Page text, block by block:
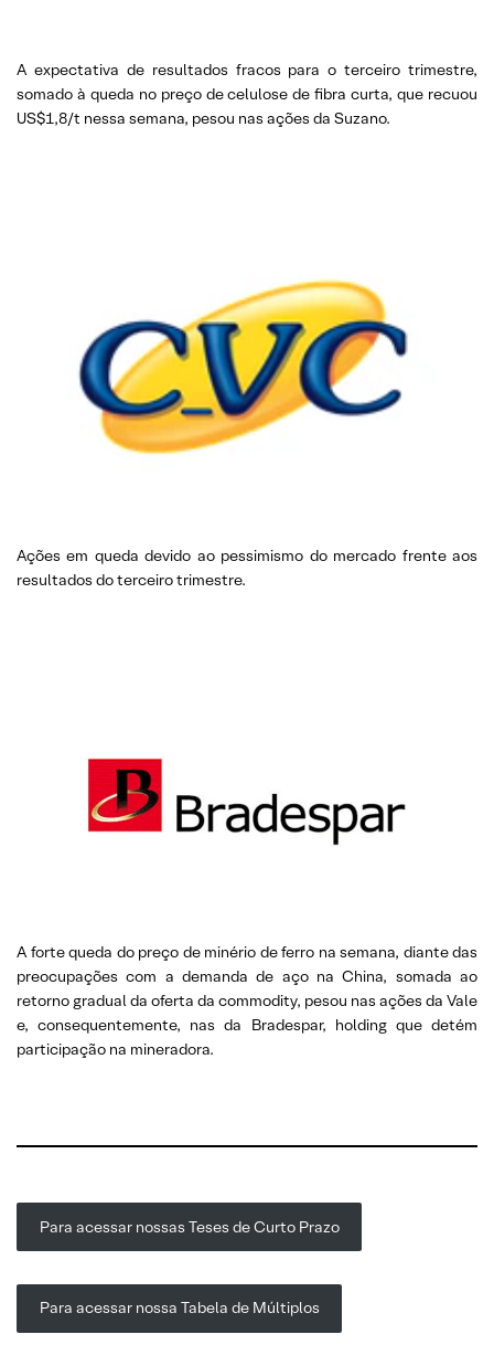
A expectativa de resultados fracos para o terceiro trimestre,
somado à queda no preço de celulose de fibra curta, que recuou
US$1,8/t nessa semana, pesou nas ações da Suzano.
Ações em queda devido ao pessimismo do mercado frente aos
resultados do terceiro trimestre.
A forte queda do preço de minério de ferro na semana, diante das
preocupações com a demanda de aço na China, somada ao
retorno gradual da oferta da commodity, pesou nas ações da Vale
e, consequentemente, nas da Bradespar, holding que detém
participação na mineradora.
Para acessar nossas Teses de Curto Prazo
Para acessar nossa Tabela de Múltiplos